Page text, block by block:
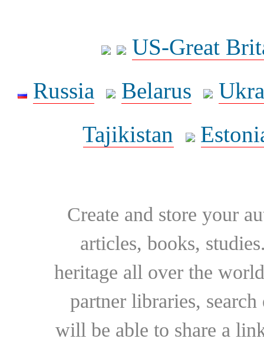
US-Great
Russia
Belarus
Tajikistan
Create and store your
articles, books,
heritage all over the
partner libraries,
will be able to share a